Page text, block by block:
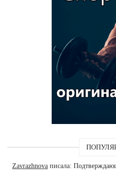
Zavrazhnova писала: